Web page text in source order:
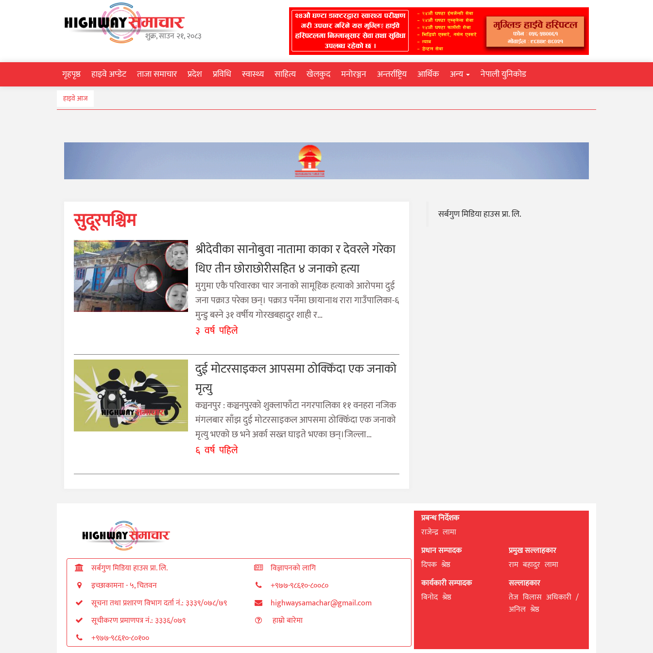
शुक्र, साउन २१, २०८३
गृहपृष्ठ हाइवे अप्डेट ताजा समाचार प्रदेश प्रविधि स्वास्थ्य साहित्य खेलकुद मनोरञ्जन अन्तर्राष्ट्रिय आर्थिक अन्य नेपाली युनिकोड
हाइवे आज
सुदूरपश्चिम
श्रीदेवीका सानोबुवा नातामा काका र देवरले गरेका
थिए तीन छोराछोरीसहित ४ जनाको हत्या
मुगुमा एकै परिवारका चार जनाको सामूहिक हत्याको आरोपमा दुई
जना पक्राउ परेका छन्। पक्राउ पर्नेमा छायानाथ रारा गाउँपालिका-६
मुन्डु बस्ने ३१ वर्षीय गोरखबहादुर शाही र…
३ वर्ष पहिले
दुई मोटरसाइकल आपसमा ठोक्किँदा एक जनाको
मृत्यु
कञ्चनपुर : कञ्चनपुरको शुक्लाफाँटा नगरपालिका ११ वनहरा नजिक
मंगलबार साँझ दुई मोटरसाइकल आपसमा ठोक्किँदा एक जनाको
मृत्यु भएको छ भने अर्का सख्त घाइते भएका छन्।जिल्ला…
६ वर्ष पहिले
सर्बगुण मिडिया हाउस प्रा. लि.
सर्बगुण मिडिया हाउस प्रा. लि.
इच्छाकामना - ५, चितवन
सूचना तथा प्रशारण विभाग दर्ता नं.: ३३३९/०७८/७९
सूचीकरण प्रमाणपत्र नं.: ३३३६/०७९
+९७७-९८६१०-८०१००
विज्ञापनको लागि
+९७७-९८६१०-८००८०
highwaysamachar@gmail.com
हाम्रो बारेमा
प्रबन्ध निर्देशक
राजेन्द्र लामा
प्रधान सम्पादक
दिपक श्रेष्ठ
कार्यकारी सम्पादक
बिनाेद श्रेष्ठ
प्रमुख सल्लाहकार
राम बहादुर लामा
सल्लाहकार
तेज विलास अधिकारी /
अनिल श्रेष्ठ